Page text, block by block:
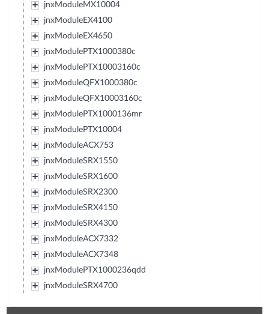
jnxModuleMX10004
jnxModuleEX4100
jnxModuleEX4650
jnxModulePTX1000380c
jnxModulePTX10003160c
jnxModuleQFX1000380c
jnxModuleQFX10003160c
jnxModulePTX1000136mr
jnxModulePTX10004
jnxModuleACX753
jnxModuleSRX1550
jnxModuleSRX1600
jnxModuleSRX2300
jnxModuleSRX4150
jnxModuleSRX4300
jnxModuleACX7332
jnxModuleACX7348
jnxModulePTX1000236qdd
jnxModuleSRX4700